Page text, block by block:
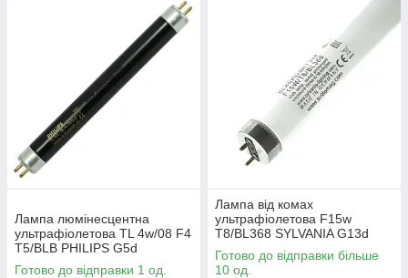
Лампа люмінесцентна
ультрафіолетова TL 4w/08 F4
T5/BLB PHILIPS G5d
Готово до відправки 1 од.
Лампа від комах
ультрафіолетова F15w
T8/BL368 SYLVANIA G13d
Готово до відправки більше
10 од.